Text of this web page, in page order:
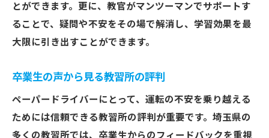
とができます。更に、教官がマンツーマンでサポートす
ることで、疑問や不安をその場で解消し、学習効果を最
大限に引き出すことができます。
卒業生の声から見る教習所の評判
ペーパードライバーにとって、運転の不安を乗り越える
ためには信頼できる教習所の評判が重要です。埼玉県の
多くの教習所では、卒業生からのフィードバックを重視